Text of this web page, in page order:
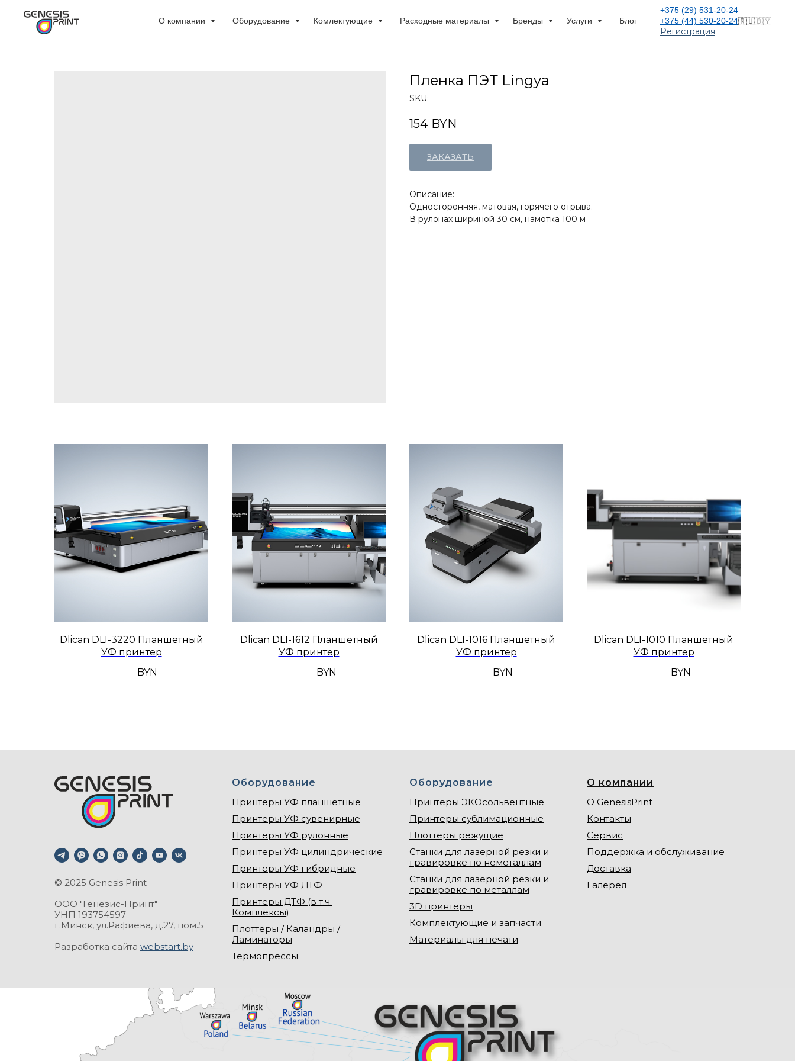
О компании Оборудование Комлектующие Расходные материалы Бренды Услуги Блог
+375 (29) 531-20-24
+375 (44) 530-20-24
Регистрация
🇷🇺🇧🇾
Пленка ПЭТ Lingya
SKU:
154 BYN
ЗАКАЗАТЬ
Описание:
Односторонняя, матовая, горячего отрыва.
В рулонах шириной 30 см, намотка 100 м
Dlican DLI-3220 Планшетный
УФ принтер
BYN
Dlican DLI-1612 Планшетный
УФ принтер
BYN
Dlican DLI-1016 Планшетный
УФ принтер
BYN
Dlican DLI-1010 Планшетный
УФ принтер
BYN
© 2025 Genesis Print
ООО "Генезис-Принт"
УНП 193754597
г.Минск, ул.Рафиева, д.27, пом.5
Разработка сайта webstart.by
Оборудование
Принтеры УФ планшетные
Принтеры УФ сувенирные
Принтеры УФ рулонные
Принтеры УФ цилиндрические
Принтеры УФ гибридные
Принтеры УФ ДТФ
Принтеры ДТФ (в т.ч.
Комплексы)
Плоттеры / Каландры /
Ламинаторы
Термопрессы
Оборудование
Принтеры ЭКОсольвентные
Принтеры сублимационные
Плоттеры режущие
Станки для лазерной резки и
гравировке по неметаллам
Станки для лазерной резки и
гравировке по металлам
3D принтеры
Комплектующие и запчасти
Материалы для печати
О компании
О GenesisPrint
Контакты
Сервис
Поддержка и обслуживание
Доставка
Галерея